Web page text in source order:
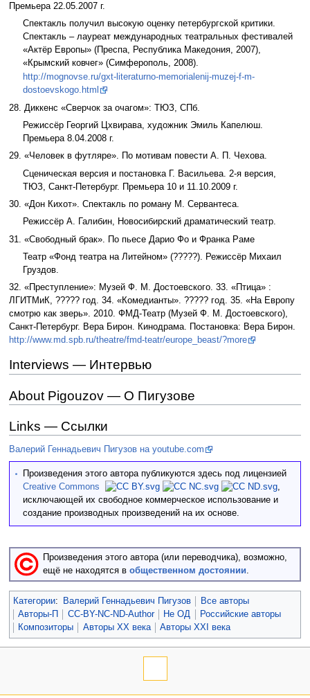
Премьера 22.05.2007 г.
Спектакль получил высокую оценку петербургской критики.
Спектакль – лауреат международных театральных фестивалей
«Актёр Европы» (Преспа, Республика Македония, 2007),
«Крымский ковчег» (Симферополь, 2008).
http://mognovse.ru/gxt-literaturno-memorialenij-muzej-f-m-
dostoevskogo.html
28. Диккенс «Сверчок за очагом»: ТЮЗ, СПб.
Режиссёр Георгий Цхвирава, художник Эмиль Капелюш.
Премьера 8.04.2008 г.
29. «Человек в футляре». По мотивам повести А. П. Чехова.
Сценическая версия и постановка Г. Васильева. 2-я версия,
ТЮЗ, Санкт-Петербург. Премьера 10 и 11.10.2009 г.
30. «Дон Кихот». Спектакль по роману М. Сервантеса.
Режиссёр А. Галибин, Новосибирский драматический театр.
31. «Свободный брак». По пьесе Дарио Фо и Франка Раме
Театр «Фонд театра на Литейном» (?????). Режиссёр Михаил
Груздов.
32. «Преступление»: Музей Ф. М. Достоевского. 33. «Птица» :
ЛГИТМиК, ????? год. 34. «Комедианты». ????? год. 35. «На Европу
смотрю как зверь». 2010. ФМД-Театр (Музей Ф. М. Достоевского),
Санкт-Петербург. Вера Бирон. Кинодрама. Постановка: Вера Бирон.
http://www.md.spb.ru/theatre/fmd-teatr/europe_beast/?more
Interviews — Интервью
About Pigouzov — О Пигузове
Links — Ссылки
Валерий Геннадьевич Пигузов на youtube.com
Произведения этого автора публикуются здесь под лицензией
Creative Commons
исключающей их свободное коммерческое использование и
создание производных произведений на их основе.
Произведения этого автора (или переводчика), возможно,
ещё не находятся в общественном достоянии.
Категории: Валерий Геннадьевич Пигузов
Все авторы
Авторы-П
CC-BY-NC-ND-Author Не ОД
Российские авторы
Композиторы
Авторы XX века Авторы XXI века